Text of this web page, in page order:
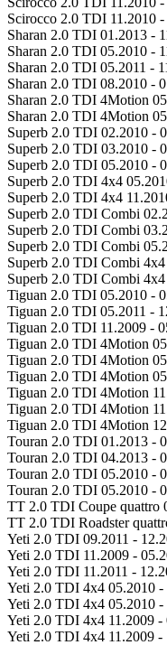
Scirocco 2.0 TDI 11.2010 -
Sharan 2.0 TDI 01.2013 -
Sharan 2.0 TDI 05.2010 -
Sharan 2.0 TDI 05.2011 -
Sharan 2.0 TDI 08.2010 -
Sharan 2.0 TDI 4Motion
Sharan 2.0 TDI 4Motion
Superb 2.0 TDI 02.2010 -
Superb 2.0 TDI 03.2010 -
Superb 2.0 TDI 05.2010 -
Superb 2.0 TDI 4x4
Superb 2.0 TDI 4x4
Superb 2.0 TDI Combi
Superb 2.0 TDI Combi
Superb 2.0 TDI Combi
Superb 2.0 TDI Combi
Superb 2.0 TDI Combi
Tiguan 2.0 TDI 05.2010 -
Tiguan 2.0 TDI 05.2011 -
Tiguan 2.0 TDI 11.2009 -
Tiguan 2.0 TDI 4Motion
Tiguan 2.0 TDI 4Motion
Tiguan 2.0 TDI 4Motion
Tiguan 2.0 TDI 4Motion
Tiguan 2.0 TDI 4Motion
Tiguan 2.0 TDI 4Motion
Touran 2.0 TDI 01.2013 -
Touran 2.0 TDI 04.2013 -
Touran 2.0 TDI 05.2010 -
Touran 2.0 TDI 05.2010 -
TT 2.0 TDI Coupe quattro
TT 2.0 TDI Roadster
Yeti 2.0 TDI 09.2011 -
Yeti 2.0 TDI 11.2009 -
Yeti 2.0 TDI 11.2011 -
Yeti 2.0 TDI 4x4 05.2010 -
Yeti 2.0 TDI 4x4 05.2010 -
Yeti 2.0 TDI 4x4 11.2009 -
Yeti 2.0 TDI 4x4 11.2009 -